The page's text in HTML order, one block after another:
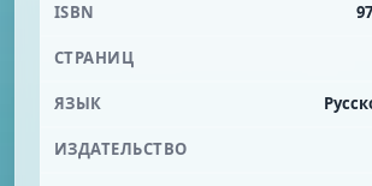
ISBN
СТРАНИЦ
ЯЗЫК
ИЗДАТЕЛЬСТВО